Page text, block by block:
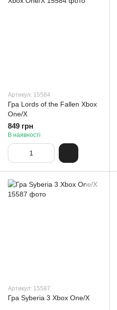
Артикул: 15584
Гра Lords of the Fallen Xbox
One/X
849 грн
В наявності
Артикул: 15587
Гра Syberia 3 Xbox One/X